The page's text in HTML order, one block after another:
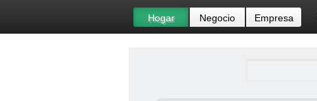
Hogar Negocio Empresa